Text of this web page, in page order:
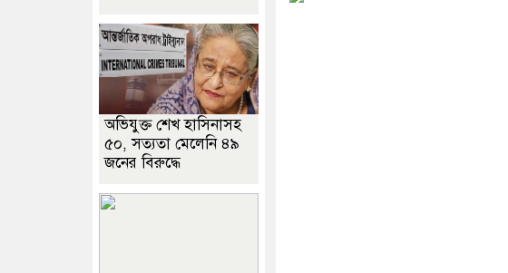
অভিযুক্ত শেখ হাসিনাসহ
৫০, সত্যতা মেলেনি ৪৯
জনের বিরুদ্ধে